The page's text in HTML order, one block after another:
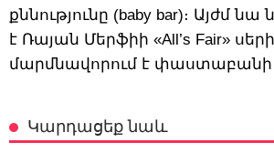
քննությունը (baby bar)։ Այժմ
է Ռայան Մերֆիի «All’s Fair»
մարմնավորում է
Կարդացեք նաև